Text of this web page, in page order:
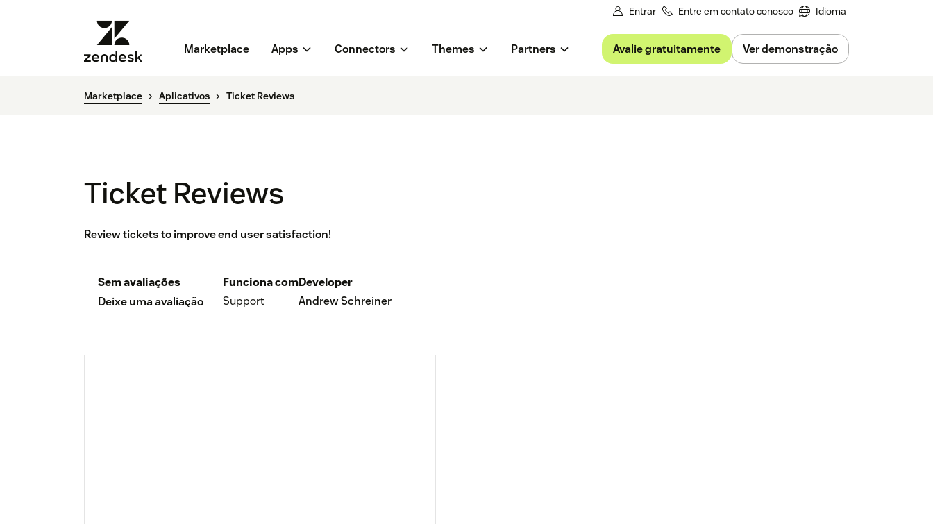
Entrar Entre em contato conosco Idioma
Marketplace Apps Connectors Themes Partners Avalie gratuitamente Ver demonstração
Marketplace Aplicativos Ticket Reviews
Ticket Reviews
Review tickets to improve end user satisfaction!
Sem avaliações
Deixe uma avaliação
Funciona com
Support
Developer
Andrew Schreiner